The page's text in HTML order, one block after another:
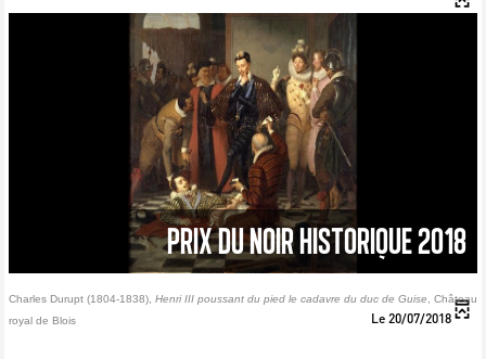
PRIX DU NOIR HISTORIQUE 2018
Charles Durupt (1804-1838), Henri III poussant du pied le cadavre du duc de Guise , Château
royal de Blois
Le 20/07/2018